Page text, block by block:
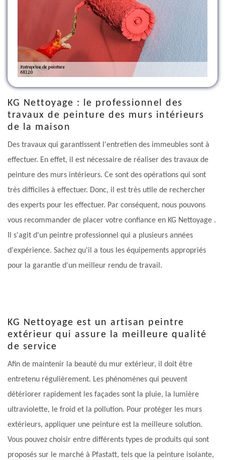
KG Nettoyage : le professionnel des
travaux de peinture des murs intérieurs
de la maison
Des travaux qui garantissent l'entretien des immeubles sont à
effectuer. En effet, il est nécessaire de réaliser des travaux de
peinture des murs intérieurs. Ce sont des opérations qui sont
très difficiles à effectuer. Donc, il est très utile de rechercher
des experts pour les effectuer. Par conséquent, nous pouvons
vous recommander de placer votre confiance en KG Nettoyage .
Il s'agit d'un peintre professionnel qui a plusieurs années
d'expérience. Sachez qu'il a tous les équipements appropriés
pour la garantie d'un meilleur rendu de travail.
KG Nettoyage est un artisan peintre
extérieur qui assure la meilleure qualité
de service
Afin de maintenir la beauté du mur extérieur, il doit être
entretenu régulièrement. Les phénomènes qui peuvent
détériorer rapidement les façades sont la pluie, la lumière
ultraviolette, le froid et la pollution. Pour protéger les murs
extérieurs, appliquer une peinture est la meilleure solution.
Vous pouvez choisir entre différents types de produits qui sont
proposés sur le marché à Pfastatt, tels que la peinture isolante,